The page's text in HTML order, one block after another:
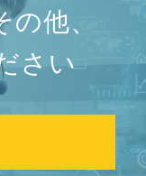
他、
さい